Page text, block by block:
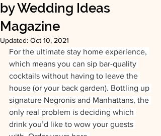
by Wedding Ideas
Magazine
Updated: Oct 10, 2021
For the ultimate stay home experience,
which means you can sip bar-quality
cocktails without having to leave the
house (or your back garden). Bottling up
signature Negronis and Manhattans, the
only real problem is deciding which
drink you’d like to wow your guests